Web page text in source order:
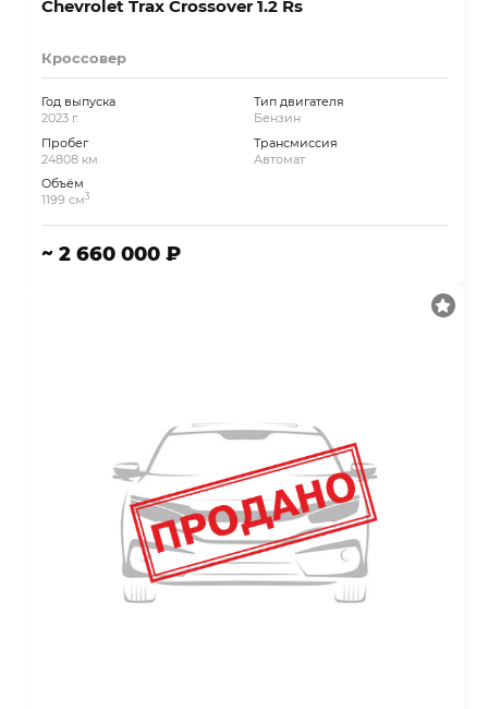
Chevrolet Trax Crossover 1.2 Rs
Кроссовер
Год выпуска
2023 г.
Пробег
24808 км.
Объём
1199 см3
Тип двигателя
Бензин
Трансмиссия
Автомат
~ 2 660 000 ₽